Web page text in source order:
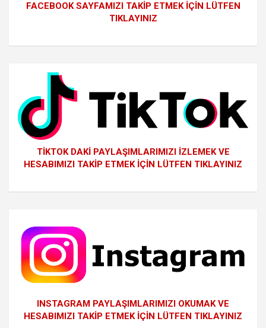
FACEBOOK SAYFAMIZI TAKİP ETMEK İÇİN LÜTFEN
TIKLAYINIZ
TİKTOK DAKİ PAYLAŞIMLARIMIZI İZLEMEK VE
HESABIMIZI TAKİP ETMEK İÇİN LÜTFEN TIKLAYINIZ
INSTAGRAM PAYLAŞIMLARIMIZI OKUMAK VE
HESABIMIZI TAKİP ETMEK İÇİN LÜTFEN TIKLAYINIZ